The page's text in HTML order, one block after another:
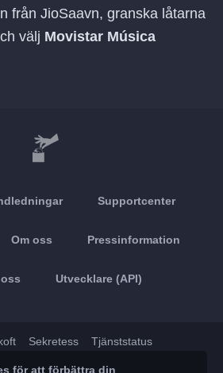
från JioSaavn, granska låtarna
välj Movistar Música
Supportcenter
Om oss Pressinformation
Utvecklare (API)
Sekretess Tjänststatus
för att förbättra din